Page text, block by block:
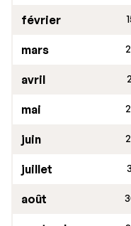
un hôtel 4 étoiles
.
minute, profitez de
février
mars
avril
mai
juin
juillet
août